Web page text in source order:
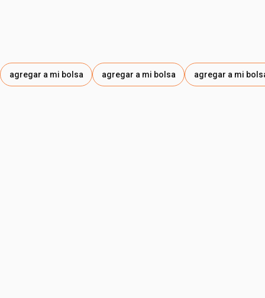
agregar a mi bolsa agregar a mi bolsa agregar a mi